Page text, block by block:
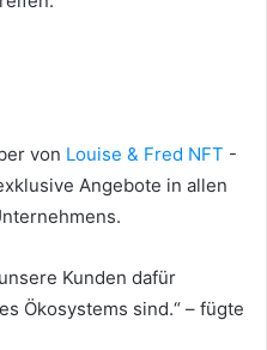
von Louise & Fred NFT -
Angebote in allen
Kunden dafür
Ökosystems sind.“ – fügte